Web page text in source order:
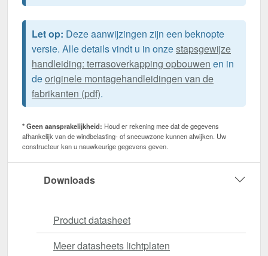
Let op: Deze aanwijzingen zijn een beknopte
versie. Alle details vindt u in onzestapsgewijze
handleiding: terrasoverkapping opbouwen en in
deoriginele montagehandleidingen van de
fabrikanten (pdf).
* Geen aansprakelijkheid: Houd er rekening mee dat de gegevens
afhankelijk van de windbelasting- of sneeuwzone kunnen afwijken. Uw
constructeur kan u nauwkeurige gegevens geven.
Downloads
Product datasheet
Meer datasheets lichtplaten